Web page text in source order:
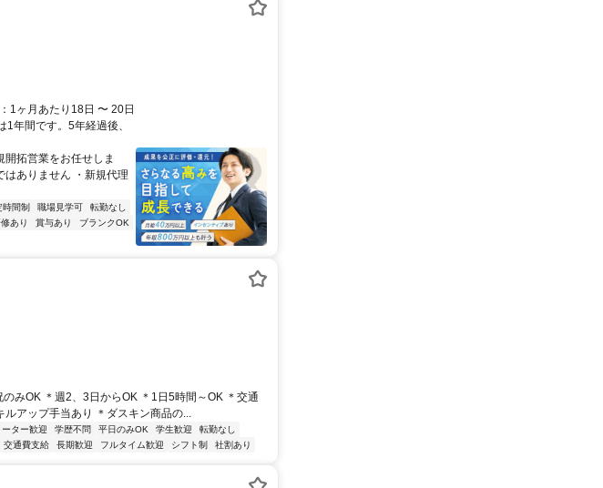
1ヶ月あたり18日 〜 20日
年間です。5年経過後、
拓営業をお任せしま
ありません ・新規代理
時間制 職場見学可
転勤なし
あり 賞与あり
ブランクOK
みOK ＊週2、3日からOK ＊1日5時間～OK ＊交通
アップ手当あり ＊ダスキン商品の...
ーター歓迎 学歴不問 平日のみOK 学生歓迎
転勤なし
交通費支給 長期歓迎 フルタイム歓迎 シフト制 社割あり